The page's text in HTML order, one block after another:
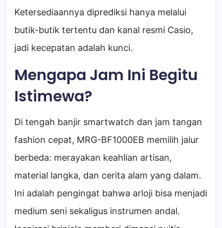
Ketersediaannya diprediksi hanya melalui
butik-butik tertentu dan kanal resmi Casio,
jadi kecepatan adalah kunci.
Mengapa Jam Ini Begitu
Istimewa?
Di tengah banjir smartwatch dan jam tangan
fashion cepat, MRG-BF1000EB memilih jalur
berbeda: merayakan keahlian artisan,
material langka, dan cerita alam yang dalam.
Ini adalah pengingat bahwa arloji bisa menjadi
medium seni sekaligus instrumen andal.